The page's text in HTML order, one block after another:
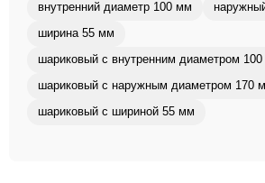
внутренний диаметр 100 мм
ширина 55 мм
шариковый с внутренним диаметром
шариковый с наружным диаметром 170
шариковый с шириной 55 мм